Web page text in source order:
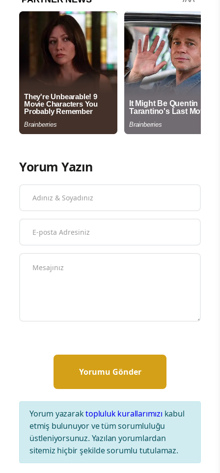
Yorum Yazın
Yorum yazaraktopluluk kurallarımızı kabul
etmiş bulunuyor ve tüm sorumluluğu
üstleniyorsunuz. Yazılan yorumlardan
sitemiz hiçbir şekilde sorumlu tutulamaz.